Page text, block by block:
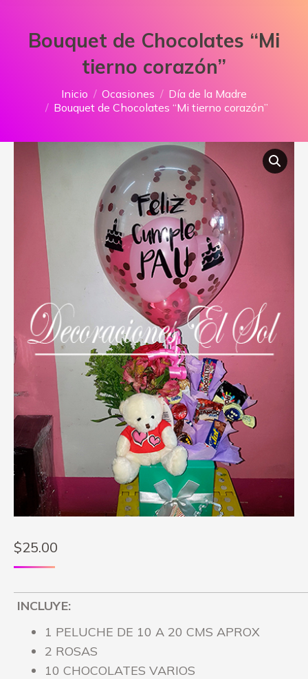
Bouquet de Chocolates “Mi
tierno corazón”
Estás aquí:
Inicio Ocasiones
Día de la Madre
Bouquet de Chocolates “Mi tierno corazón”
$25.00
INCLUYE:
1 PELUCHE DE 10 A 20 CMS APROX
2 ROSAS
10 CHOCOLATES VARIOS